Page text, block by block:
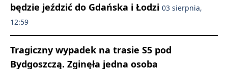
będzie jeździć do Gdańska i Łodzi 03 sierpnia,
12:59
Tragiczny wypadek na trasie S5 pod
Bydgoszczą. Zginęła jedna osoba